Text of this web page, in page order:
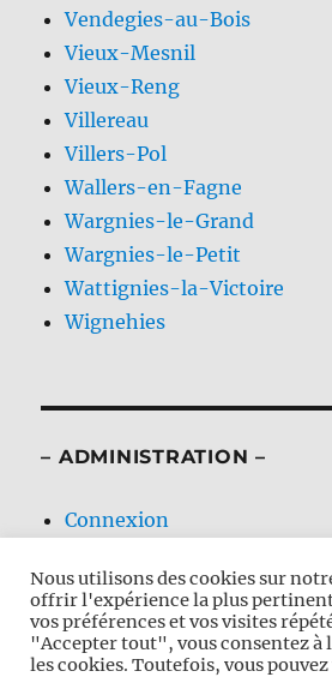
Vendegies-au-Bois
Vieux-Mesnil
Vieux-Reng
Villereau
Villers-Pol
Wallers-en-Fagne
Wargnies-le-Grand
Wargnies-le-Petit
Wattignies-la-Victoire
Wignehies
– ADMINISTRATION –
Connexion
Flux des commentaires
Site de WordPress-FR
Nous utilisons des cookies sur
offrir l'expérience la plus
vos préférences et vos visites
"Accepter tout", vous consentez à
les cookies. Toutefois, vous